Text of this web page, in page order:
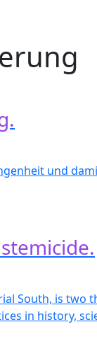
und
South, is
in history,